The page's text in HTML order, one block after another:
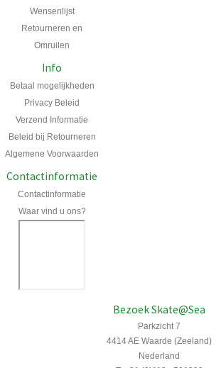
Wensenlijst
Retourneren en
Omruilen
Info
Betaal mogelijkheden
Privacy Beleid
Verzend Informatie
Beleid bij Retourneren
Algemene Voorwaarden
Contactinformatie
Contactinformatie
Waar vind u ons?
Bezoek Skate@Sea
Parkzicht 7
4414 AE Waarde (Zeeland)
Nederland